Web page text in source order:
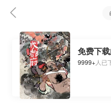
免费下
9999+人已